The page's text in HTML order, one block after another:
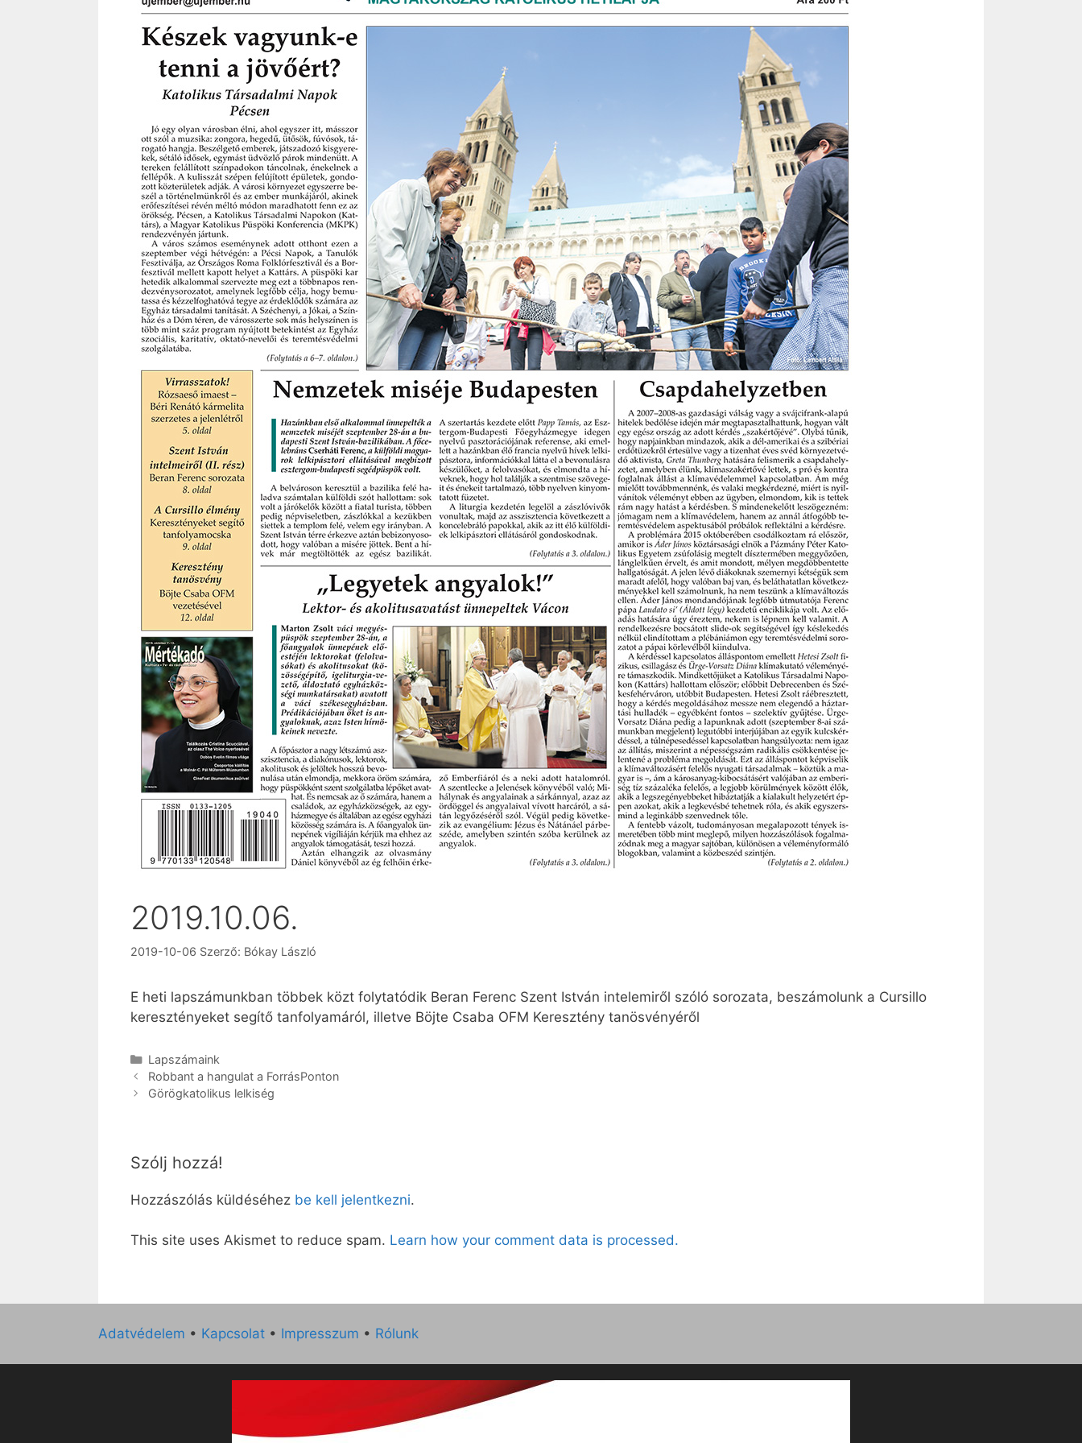
2019.10.06.
2019-10-06 Szerző: Bókay László
E heti lapszámunkban többek közt folytatódik Beran Ferenc Szent István intelemiről szóló sorozata, beszámolunk a Cursillo
keresztényeket segítő tanfolyamáról, illetve Böjte Csaba OFM Keresztény tanösvényéről
Kategória
Lapszámaink
Robbant a hangulat a ForrásPonton
Görögkatolikus lelkiség
Szólj hozzá!
Hozzászólás küldéséhez be kell jelentkezni.
This site uses Akismet to reduce spam. Learn how your comment data is processed.
Adatvédelem • Kapcsolat • Impresszum • Rólunk